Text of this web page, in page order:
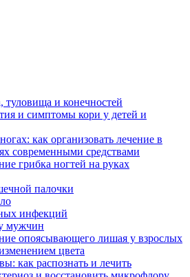
туловища и конечностей
и симптомы кори у детей и
как организовать лечение в
современными средствами
грибка ногтей на руках
палочки
инфекций
мужчин
опоясывающего лишая у взрослых
цвета
как распознать и лечить